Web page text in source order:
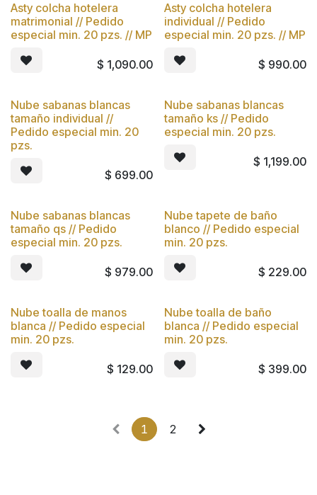
Asty colcha hotelera
matrimonial // Pedido
especial min. 20 pzs. // MP
$ 1,090.00
Asty colcha hotelera
individual // Pedido
especial min. 20 pzs. // MP
$ 990.00
Nube sabanas blancas
tamaño individual //
Pedido especial min. 20
pzs.
$ 699.00
Nube sabanas blancas
tamaño ks // Pedido
especial min. 20 pzs.
$ 1,199.00
Nube sabanas blancas
tamaño qs // Pedido
especial min. 20 pzs.
$ 979.00
Nube tapete de baño
blanco // Pedido especial
min. 20 pzs.
$ 229.00
Nube toalla de manos
blanca // Pedido especial
min. 20 pzs.
$ 129.00
Nube toalla de baño
blanca // Pedido especial
min. 20 pzs.
$ 399.00
1 2